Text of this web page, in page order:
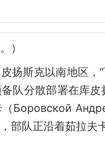
）
扬斯克以南地区
队分散部署在库
Боровской
部队正沿着茹拉夫